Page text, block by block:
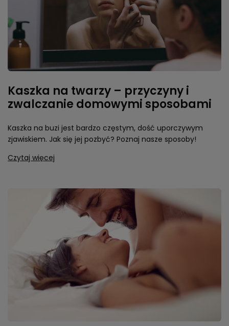
Kaszka na twarzy – przyczyny i
zwalczanie domowymi sposobami
Kaszka na buzi jest bardzo częstym, dość uporczywym
zjawiskiem. Jak się jej pozbyć? Poznaj nasze sposoby!
Czytaj więcej